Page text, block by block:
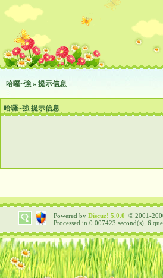
哈囉~強» 提示信息
哈囉~強 提示信息
Powered by Discuz! 5.0.0 © 2001-
Processed in 0.007423 second(s), 6